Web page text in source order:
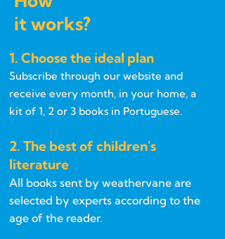
it works?
1. Choose the ideal plan
Subscribe through our website and
receive every month, in your home, a
kit of 1, 2 or 3 books in Portuguese.
2. The best of children's
literature
All books sent by weathervane are
selected by experts according to the
age of the reader.